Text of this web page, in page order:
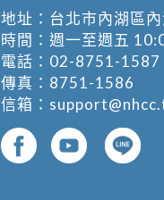
地址： 台北市內湖區
時間：週一至週五
電話： 02-8751-1587
傳真：8751-1586
信箱：